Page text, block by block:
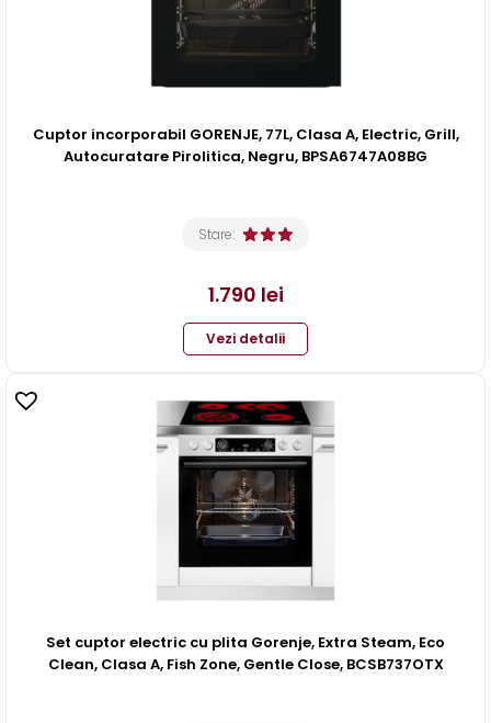
Cuptor incorporabil GORENJE, 77L, Clasa A, Electric, Grill,
Autocuratare Pirolitica, Negru, BPSA6747A08BG
Stare:
1.790 lei
Vezi detalii
Set cuptor electric cu plita Gorenje, Extra Steam, Eco
Clean, Clasa A, Fish Zone, Gentle Close, BCSB737OTX